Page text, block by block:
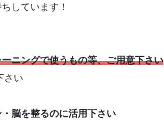
しています！
ニングで使うもの等、ご用意下さい
さい
脳を整るのに活用下さい